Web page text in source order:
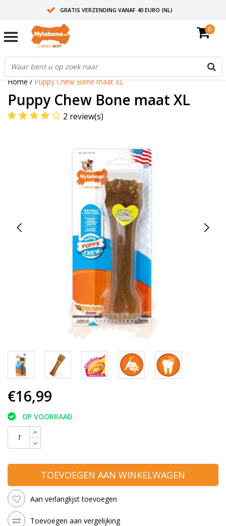
GRATIS VERZENDING VANAF 40 EURO (NL)
0
Home/Puppy Chew Bone maat XL
Puppy Chew Bone maat XL
2 review(s)
€16,99
OP VOORRAAD
TOEVOEGEN AAN WINKELWAGEN
Aan verlanglijst toevoegen
Toevoegen aan vergelijking